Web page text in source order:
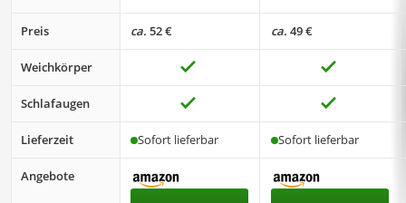
Preis ca. 52 € ca. 49 €
Weichkörper
Schlafaugen
Lieferzeit Sofort lieferbar Sofort lieferbar
Angebote